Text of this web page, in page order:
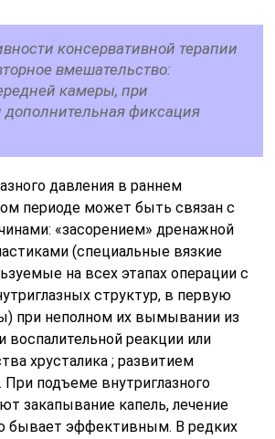
консервативной терапии
вмешательство:
камеры, при
дополнительная фиксация
давления в раннем
периоде может быть связан с
«засорением» дренажной
(специальные вязкие
на всех этапах операции с
структур, в первую
при неполном их вымывании из
воспалительной реакции или
хрусталика ; развитием
При подъеме внутриглазного
закапывание капель, лечение
бывает эффективным. В редких